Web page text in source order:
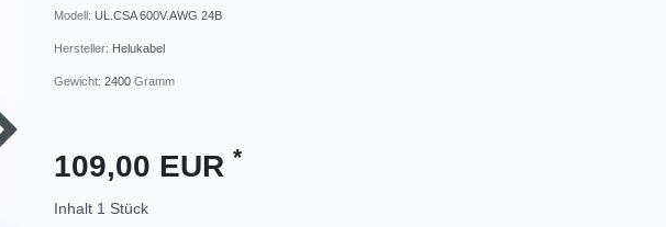
Modell: UL.CSA 600V.AWG 24B
Hersteller: Helukabel
Gewicht: 2400 Gramm
109,00 EUR *
Inhalt 1 Stück